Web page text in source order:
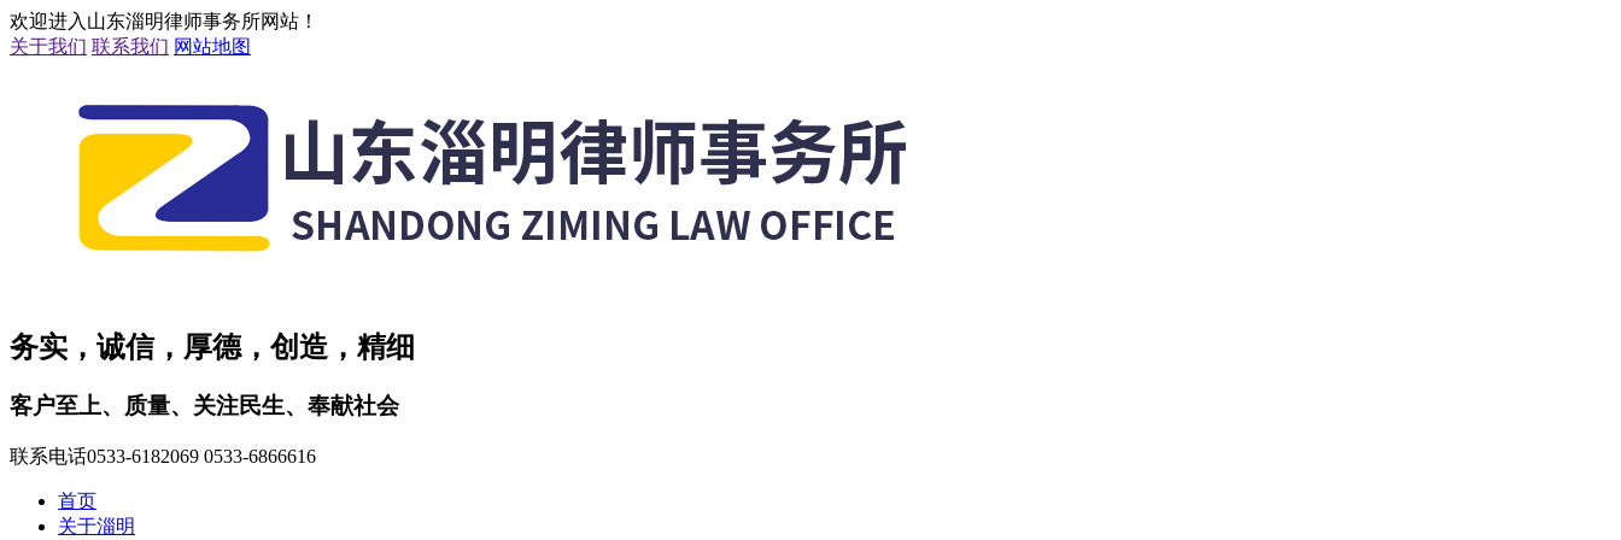
欢迎进入山东淄明律师事务所网站！
关于我们 联系我们 网站地图
务实，诚信，厚德，创造，精细
客户至上、质量、关注民生、奉献社会
联系电话0533-6182069 0533-6866616
首页
关于淄明